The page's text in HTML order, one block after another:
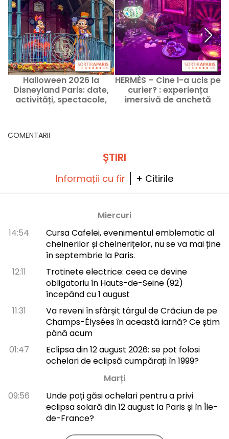
Halloween 2026 la
Disneyland Paris: date,
activități, spectacole,
HERMÈS – Cine l-a ucis pe
curier? : experiența
imersivă de anchetă
COMENTARII
ȘTIRI
Informații cu fir + Citirile
Miercuri
14:54
Cursa Cafelei, evenimentul emblematic al
chelnerilor și chelnerițelor, nu se va mai ține
în septembrie la Paris.
12:11
Trotinete electrice: ceea ce devine
obligatoriu în Hauts-de-Seine (92)
începând cu 1 august
11:31
Va reveni în sfârșit târgul de Crăciun de pe
Champs-Élysées în această iarnă? Ce știm
până acum
01:47
Eclipsa din 12 august 2026: se pot folosi
ochelari de eclipsă cumpărați în 1999?
Marți
09:56
Unde poți găsi ochelari pentru a privi
eclipsa solară din 12 august la Paris și în Île-
de-France?